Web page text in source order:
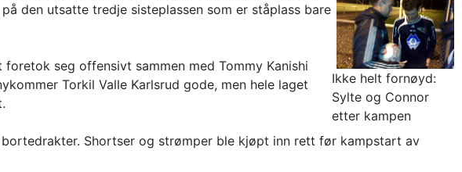
Ikke helt fornøyd:
Sylte og Connor
etter kampen
den utsatte tredje sisteplassen som er ståplass bare
seg offensivt sammen med Tommy Kanishi
Torkil Valle Karlsrud gode, men hele laget
Shortser og strømper ble kjøpt inn rett før kampstart av